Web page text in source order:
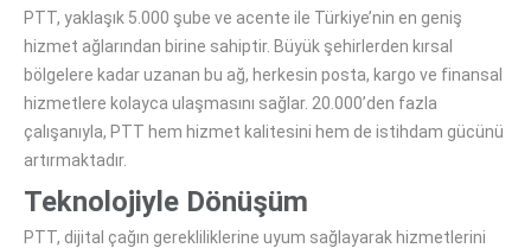
PTT, yaklaşık 5.000 şube ve acente ile Türkiye’nin en geniş
hizmet ağlarından birine sahiptir. Büyük şehirlerden kırsal
bölgelere kadar uzanan bu ağ, herkesin posta, kargo ve finansal
hizmetlere kolayca ulaşmasını sağlar. 20.000’den fazla
çalışanıyla, PTT hem hizmet kalitesini hem de istihdam gücünü
artırmaktadır.
Teknolojiyle Dönüşüm
PTT, dijital çağın gerekliliklerine uyum sağlayarak hizmetlerini